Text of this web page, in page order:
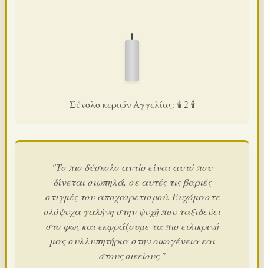
Σύνολο κεριών Αγγελίας: 🕯️ 2 🕯️
"Το πιο δύσκολο αντίο είναι αυτό που
δίνεται σιωπηλά, σε αυτές τις βαριές
στιγμές του αποχαιρετισμού. Ευχόμαστε
ολόψυχα γαλήνη στην ψυχή που ταξιδεύει
στο φως και εκφράζουμε τα πιο ειλικρινή
μας συλλυπητήρια στην οικογένεια και
στους οικείους."